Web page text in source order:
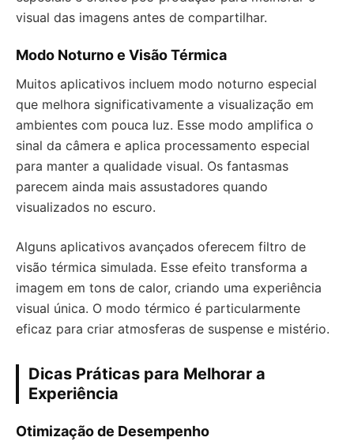
visual das imagens antes de compartilhar.
Modo Noturno e Visão Térmica
Muitos aplicativos incluem modo noturno especial
que melhora significativamente a visualização em
ambientes com pouca luz. Esse modo amplifica o
sinal da câmera e aplica processamento especial
para manter a qualidade visual. Os fantasmas
parecem ainda mais assustadores quando
visualizados no escuro.
Alguns aplicativos avançados oferecem filtro de
visão térmica simulada. Esse efeito transforma a
imagem em tons de calor, criando uma experiência
visual única. O modo térmico é particularmente
eficaz para criar atmosferas de suspense e mistério.
Dicas Práticas para Melhorar a
Experiência
Otimização de Desempenho